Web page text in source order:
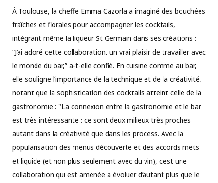
À Toulouse, la cheffe Emma Cazorla a imaginé des bouchées
fraîches et florales pour accompagner les cocktails,
intégrant même la liqueur St Germain dans ses créations :
“J’ai adoré cette collaboration, un vrai plaisir de travailler avec
le monde du bar,” a-t-elle confié. En cuisine comme au bar,
elle souligne l’importance de la technique et de la créativité,
notant que la sophistication des cocktails atteint celle de la
gastronomie : "La connexion entre la gastronomie et le bar
est très intéressante : ce sont deux milieux très proches
autant dans la créativité que dans les process. Avec la
popularisation des menus découverte et des accords mets
et liquide (et non plus seulement avec du vin), c’est une
collaboration qui est amenée à évoluer d’autant plus que le